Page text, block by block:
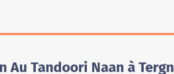
Tandoori Naan à